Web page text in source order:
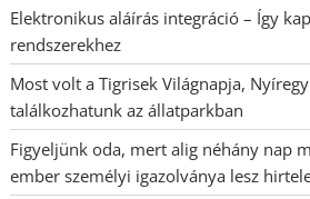
Elektronikus aláírás integráció – Így
rendszerekhez
Most volt a Tigrisek Világnapja,
találkozhatunk az állatparkban
Figyeljünk oda, mert alig néhány nap
ember személyi igazolványa lesz